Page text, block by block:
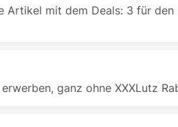
Artikel mit dem Deals: 3 für den
ganz ohne XXXLutz